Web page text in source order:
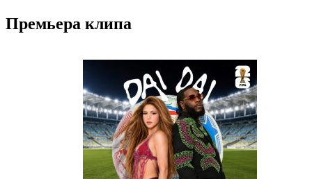
Премьера клипа